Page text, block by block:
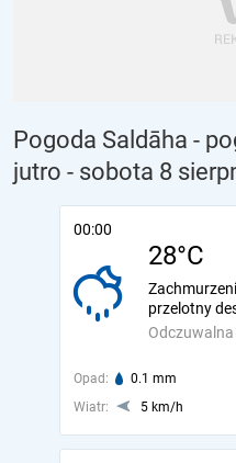
Pogoda Saldāha -
jutro - sobota 8
00:00
28°C
Odczuwalna
przelotny
Opad: 0.1 mm
Wiatr:
5 km/h